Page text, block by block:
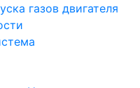
газов двигателя